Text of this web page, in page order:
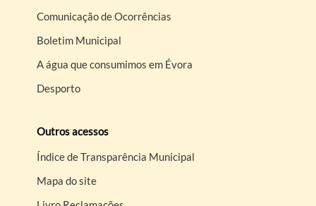
Comunicação de Ocorrências
Boletim Municipal
A água que consumimos em Évora
Desporto
Outros acessos
Índice de Transparência Municipal
Mapa do site